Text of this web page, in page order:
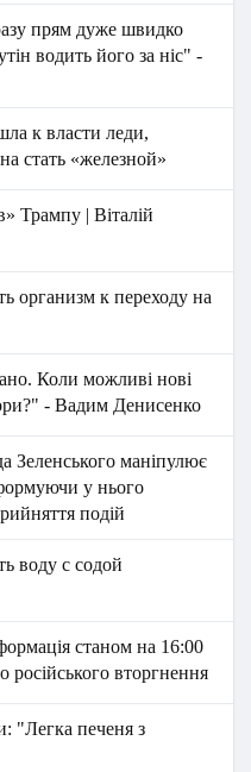
прям дуже швидко
водить його за ніс" -
к власти леди,
стать «железной»
Трампу | Віталій
организм к переходу на
Коли можливі нові
- Вадим Денисенко
Зеленського маніпулює
у нього
подій
воду с содой
станом на 16:00
російського вторгнення
"Легка печеня з